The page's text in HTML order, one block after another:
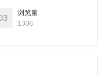
支持4-20ma输出,支持0-
浏览量
1306